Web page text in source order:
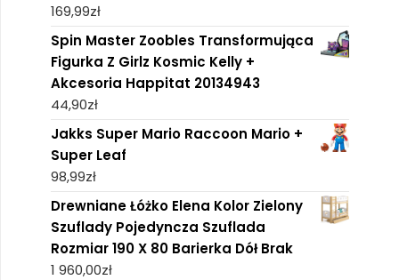
169,99zł
Spin Master Zoobles Transformująca
Figurka Z Girlz Kosmic Kelly +
Akcesoria Happitat 20134943
44,90zł
Jakks Super Mario Raccoon Mario +
Super Leaf
98,99zł
Drewniane Łóżko Elena Kolor Zielony
Szuflady Pojedyncza Szuflada
Rozmiar 190 X 80 Barierka Dół Brak
1 960,00zł